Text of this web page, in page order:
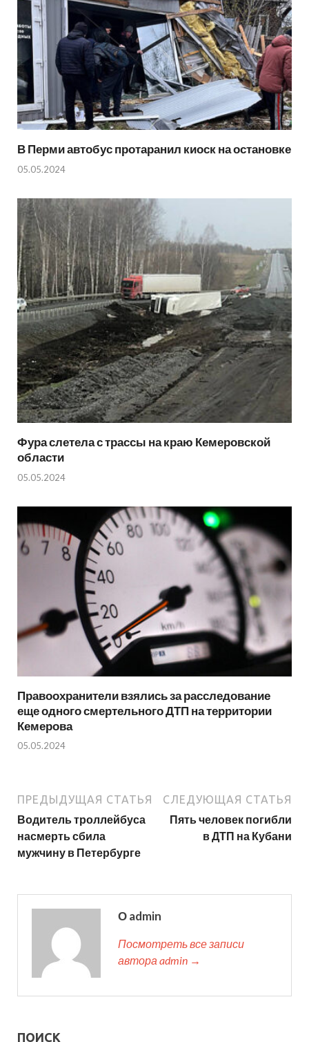
В Перми автобус протаранил киоск на остановке
05.05.2024
Фура слетела с трассы на краю Кемеровской
области
05.05.2024
Правоохранители взялись за расследование
еще одного смертельного ДТП на территории
Кемерова
05.05.2024
ПРЕДЫДУЩАЯ СТАТЬЯ
Водитель троллейбуса
насмерть сбила
мужчину в Петербурге
СЛЕДУЮЩАЯ СТАТЬЯ
Пять человек погибли
в ДТП на Кубани
О admin
Посмотреть все записи
автора admin →
ПОИСК